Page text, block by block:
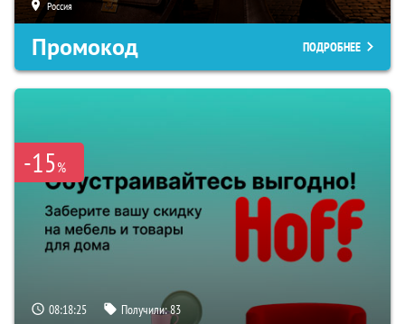
Россия
Промокод ПОДРОБНЕЕ
-15%
08:18:24 Получили:83